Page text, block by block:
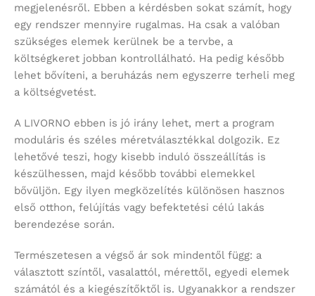
megjelenésről. Ebben a kérdésben sokat számít, hogy
egy rendszer mennyire rugalmas. Ha csak a valóban
szükséges elemek kerülnek be a tervbe, a
költségkeret jobban kontrollálható. Ha pedig később
lehet bővíteni, a beruházás nem egyszerre terheli meg
a költségvetést.
A LIVORNO ebben is jó irány lehet, mert a program
moduláris és széles méretválasztékkal dolgozik. Ez
lehetővé teszi, hogy kisebb induló összeállítás is
készülhessen, majd később további elemekkel
bővüljön. Egy ilyen megközelítés különösen hasznos
első otthon, felújítás vagy befektetési célú lakás
berendezése során.
Természetesen a végső ár sok mindentől függ: a
választott színtől, vasalattól, mérettől, egyedi elemek
számától és a kiegészítőktől is. Ugyanakkor a rendszer